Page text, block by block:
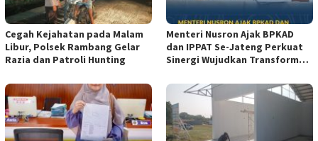
Cegah Kejahatan pada Malam
Libur, Polsek Rambang Gelar
Razia dan Patroli Hunting
Menteri Nusron Ajak BPKAD
dan IPPAT Se-Jateng Perkuat
Sinergi Wujudkan Transformasi